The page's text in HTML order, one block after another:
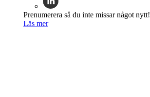
Prenumerera så du inte missar något nytt!
Läs mer